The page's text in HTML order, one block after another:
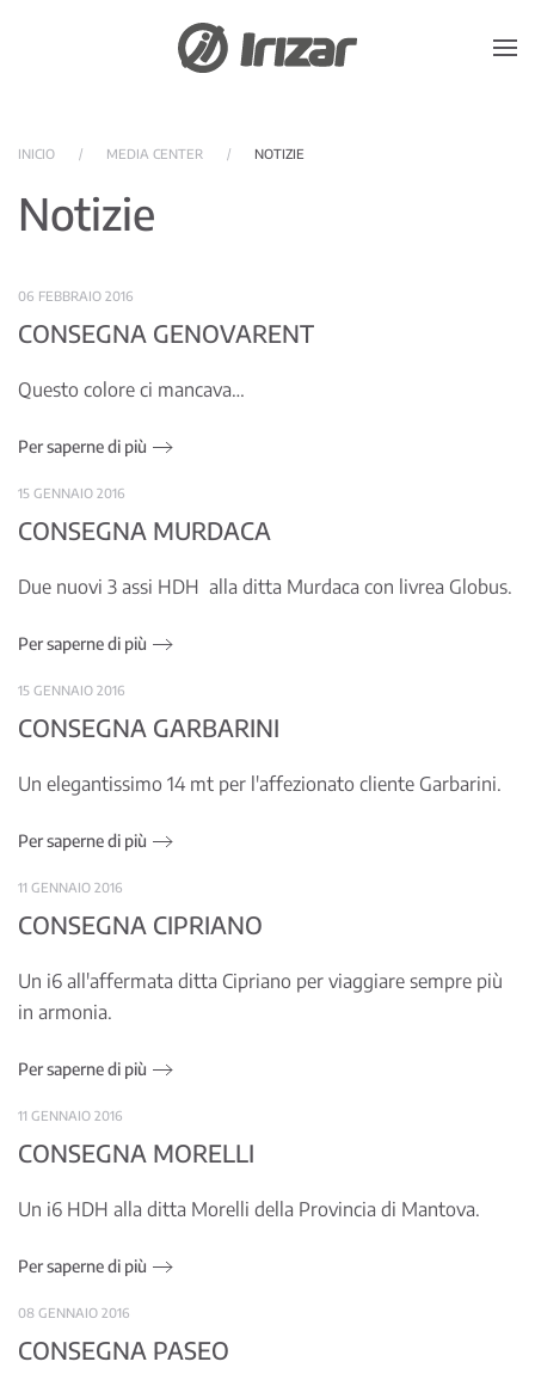
Skip to main content
INICIO MEDIA CENTER NOTIZIE
Notizie
06 FEBBRAIO 2016
CONSEGNA GENOVARENT
Questo colore ci mancava…
Per saperne di più
15 GENNAIO 2016
CONSEGNA MURDACA
Due nuovi 3 assi HDH alla ditta Murdaca con livrea Globus.
Per saperne di più
15 GENNAIO 2016
CONSEGNA GARBARINI
Un elegantissimo 14 mt per l'affezionato cliente Garbarini.
Per saperne di più
11 GENNAIO 2016
CONSEGNA CIPRIANO
Un i6 all'affermata ditta Cipriano per viaggiare sempre più
in armonia.
Per saperne di più
11 GENNAIO 2016
CONSEGNA MORELLI
Un i6 HDH alla ditta Morelli della Provincia di Mantova.
Per saperne di più
08 GENNAIO 2016
CONSEGNA PASEO